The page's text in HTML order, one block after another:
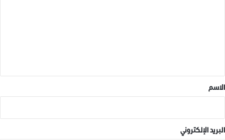
*الاسم
البريد الإلكتروني